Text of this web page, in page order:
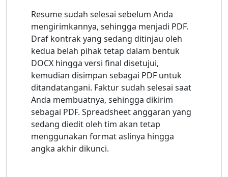
Resume sudah selesai sebelum Anda
mengirimkannya, sehingga menjadi PDF.
Draf kontrak yang sedang ditinjau oleh
kedua belah pihak tetap dalam bentuk
DOCX hingga versi final disetujui,
kemudian disimpan sebagai PDF untuk
ditandatangani. Faktur sudah selesai saat
Anda membuatnya, sehingga dikirim
sebagai PDF. Spreadsheet anggaran yang
sedang diedit oleh tim akan tetap
menggunakan format aslinya hingga
angka akhir dikunci.